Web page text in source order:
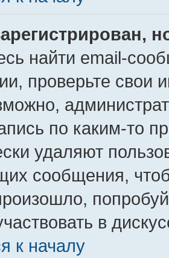
найти email-
проверьте свои
по каким-то
удаляют
сообщения,
в
к началу